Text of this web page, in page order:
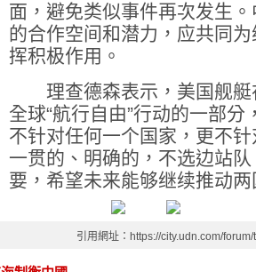
面，避免类似事件再次发生
的合作空间和潜力，应共同
挥积极作用。
理查德森表示，美国舰艇
全球“航行自由”行动的一部
不针对任何一个国家，更不
一贯的、明确的，不选边站
要，希望未来能够继续推动
引用網址：https://city.udn.com/